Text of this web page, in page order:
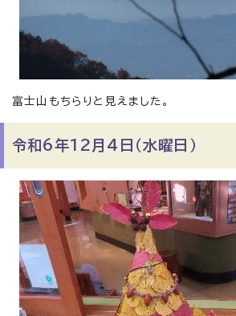
富士山もちらりと見えました。
令和6年12月4日（水曜日）